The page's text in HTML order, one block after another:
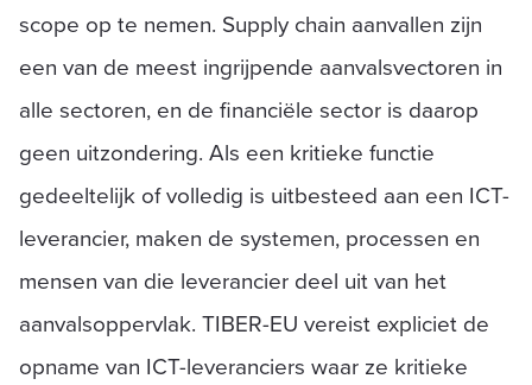
scope op te nemen. Supply chain aanvallen zijn
een van de meest ingrijpende aanvalsvectoren in
alle sectoren, en de financiële sector is daarop
geen uitzondering. Als een kritieke functie
gedeeltelijk of volledig is uitbesteed aan een ICT-
leverancier, maken de systemen, processen en
mensen van die leverancier deel uit van het
aanvalsoppervlak. TIBER-EU vereist expliciet de
opname van ICT-leveranciers waar ze kritieke